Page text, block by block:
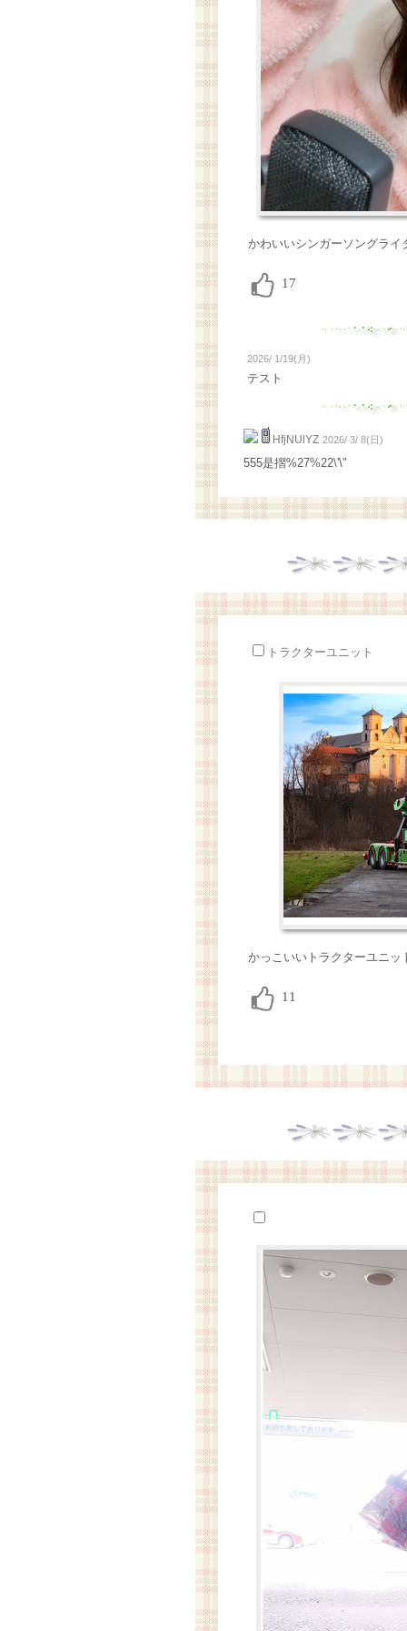
かわいいシンガーソングライ
2026/ 1/19(月)
テスト
HfjNUlYZ 2026/ 3/ 8(日)
555是摺%27%22\'\"
トラクターユニット
かっこいいトラクターユニッ